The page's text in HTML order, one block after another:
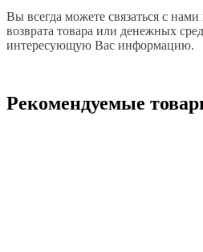
Вы всегда можете связаться с
возврата товара или денежных
интересующую Вас информацию.
Рекомендуемые